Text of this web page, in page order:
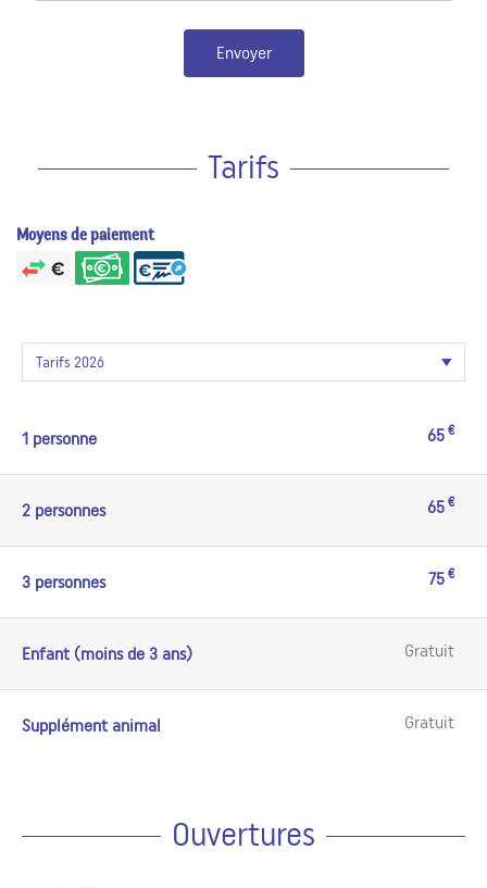
Envoyer
Tarifs
Moyens de paiement
1 personne 65 €
2 personnes 65 €
3 personnes 75 €
Enfant (moins de 3 ans) Gratuit
Supplément animal Gratuit
Ouvertures